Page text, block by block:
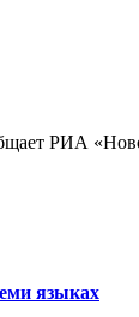
РИА
языках